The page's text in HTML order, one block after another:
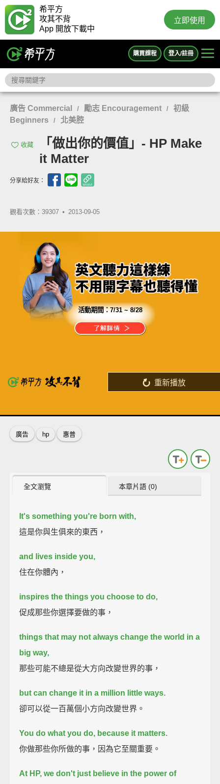
希平方
攻其不背
App 開放下載中
立即使用
購買課程 登入/註冊
廣告 Commercial / 勵志 Encouragement /
初級
Beginners
/ 北美腔
收藏
「做出你的價值」- HP Make
it Matter
分享給好友：
觀看次數：39307 • 2013-09-05
活動期間：7/31 ~ 8/28
重新播放
那學英文還有意義嗎？
了解詳情
廣告 hp 惠普
全文瀏覽 本章片語 (0)
It's something you're born with,
這是你與生俱來的東西，
and lives inside you,
住在你體內，
inspires the things you choose to do,
促成那些你選擇要做的事，
things that may not always change the world in a
big way,
那些可能不總是從大方向改變世界的事，
but can change it in a million little ways.
卻可以從一百萬個小方向改變世界。
You do what you do, because it matters.
你做那些你所做的事，因為它至關重要。
At HP, we don't just believe in the power of